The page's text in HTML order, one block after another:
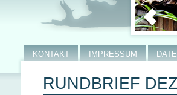
RUNDBRIEF
KONTAKT IMPRESSUM